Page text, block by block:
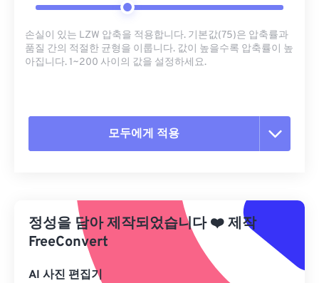
손실이 있는 LZW 압축을 적용합니다. 기본값(75)은 압축률과
품질 간의 적절한 균형을 이룹니다. 값이 높을수록 압축률이 높
아집니다. 1~200 사이의 값을 설정하세요.
모두에게 적용
사전 설정에서 적용
사전 설정으로 저장
정성을 담아 제작되었습니다❤️제작
FreeConvert
AI 사진 편집기